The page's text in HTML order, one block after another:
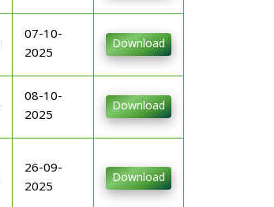
07-10-
2025
Download
08-10-
2025
Download
26-09-
2025
Download